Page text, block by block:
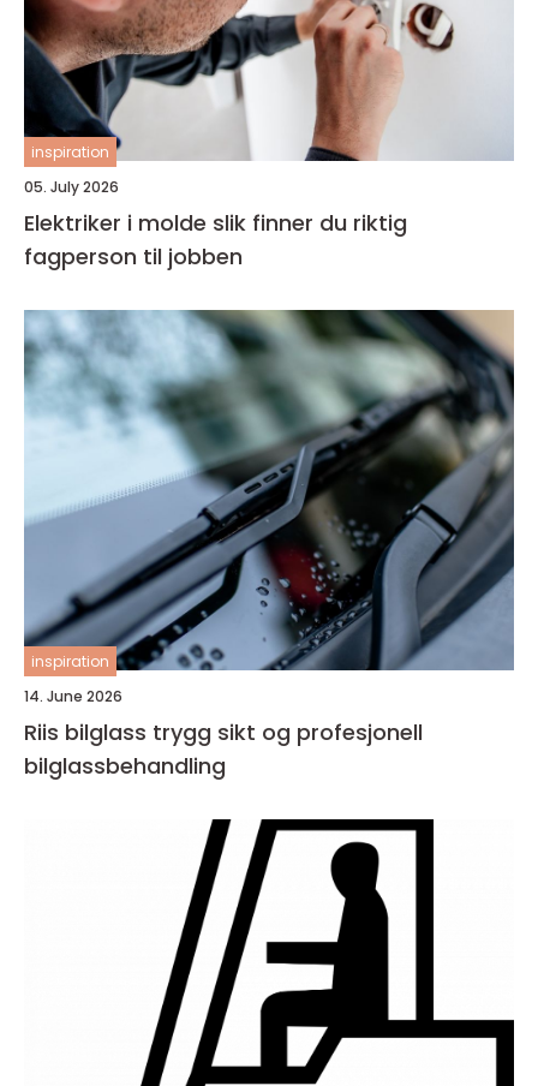
inspiration
05. July 2026
Elektriker i molde slik finner du riktig
fagperson til jobben
inspiration
14. June 2026
Riis bilglass trygg sikt og profesjonell
bilglassbehandling